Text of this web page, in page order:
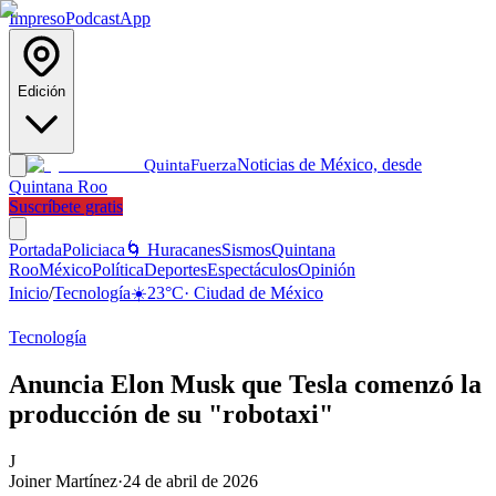
ImpresoPodcastApp
Edición
QuintaFuerzaNoticias de México, desde
Quintana Roo
Suscríbete gratis
PortadaPoliciaca 🌀 HuracanesSismosQuintana
RooMéxicoPolíticaDeportesEspectáculosOpinión
Inicio/Tecnología☀️23°C· Ciudad de México
Tecnología
Anuncia Elon Musk que Tesla comenzó la
producción de su "robotaxi"
J
Joiner Martínez·24 de abril de 2026